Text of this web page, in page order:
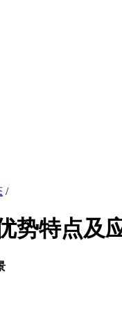
/
势特点及